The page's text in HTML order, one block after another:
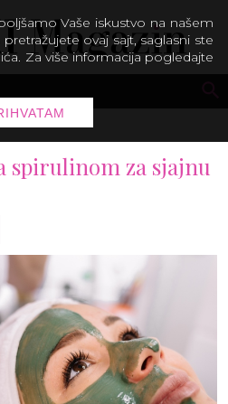
spirulinom za sjajnu
Vaše iskustvo na našem
ovaj sajt, saglasni ste
Za više informacija pogledajte